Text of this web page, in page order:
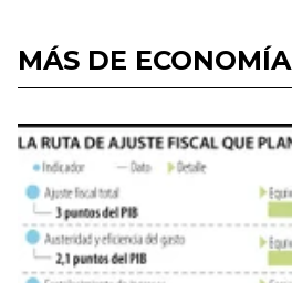
MÁS DE ECONOMÍA